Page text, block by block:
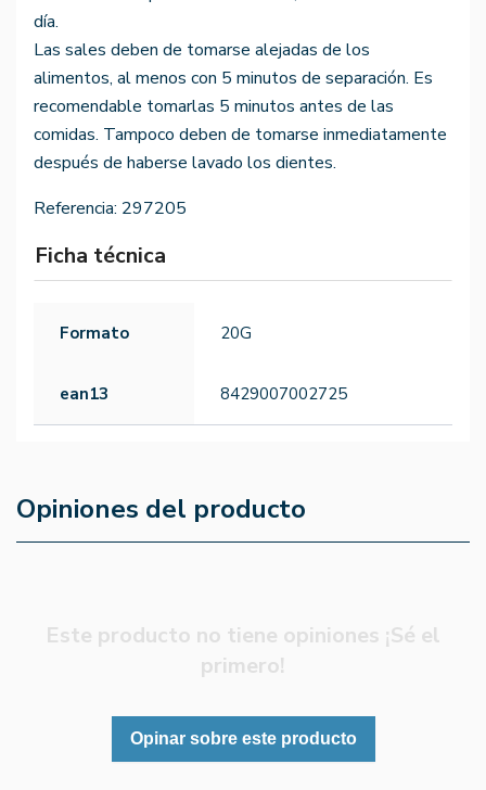
día.
Las sales deben de tomarse alejadas de los
alimentos, al menos con 5 minutos de separación. Es
recomendable tomarlas 5 minutos antes de las
comidas. Tampoco deben de tomarse inmediatamente
después de haberse lavado los dientes.
Referencia: 297205
Ficha técnica
Formato 20G
ean13 8429007002725
Opiniones del producto
Este producto no tiene opiniones ¡Sé el
primero!
Opinar sobre este producto